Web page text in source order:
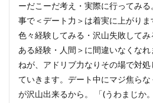
ーだこーだ考え・実際に行ってみ
事で＜デート力＞は着実に上がりま
色々経験してみる・沢山失敗して
ある経験・人間＞に間違いなくな
ねが、アドリブ力なりその場で対
ていきます。デート中にマジ焦ら
が沢山出来るから。 「(うわまじか